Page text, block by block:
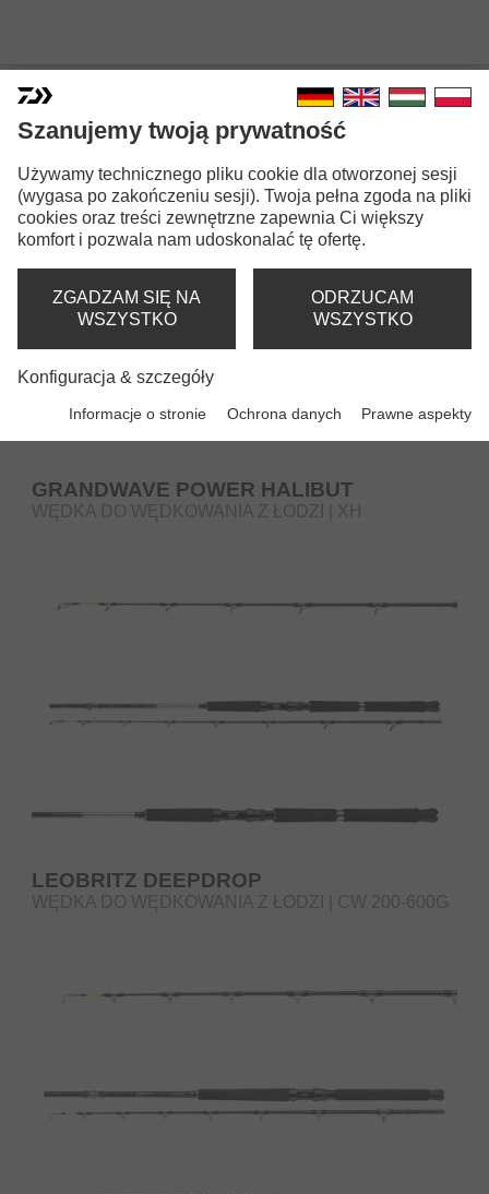
WĘDKI DO POŁOWU Z ŁODZI
GRANDWAVE POWER HALIBUT
WĘDKA DO WĘDKOWANIA Z ŁODZI | XH
LEOBRITZ DEEPDROP
WĘDKA DO WĘDKOWANIA Z ŁODZI | CW 200-600G
Szanujemy twoją prywatność
Używamy technicznego pliku cookie dla otworzonej sesji
(wygasa po zakończeniu sesji). Twoja pełna zgoda na pliki
cookies oraz treści zewnętrzne zapewnia Ci większy
komfort i pozwala nam udoskonalać tę ofertę.
ZGADZAM SIĘ NA
WSZYSTKO
ODRZUCAM
WSZYSTKO
Konfiguracja & szczegóły
Informacje o stronie Ochrona danych Prawne aspekty